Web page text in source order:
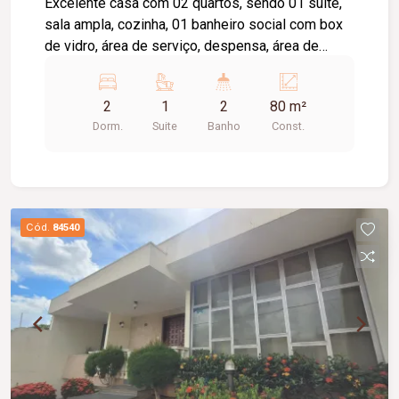
Excelente casa com 02 quartos, sendo 01 suíte,
sala ampla, cozinha, 01 banheiro social com box
de vidro, área de serviço, despensa, área de
carros. Imóvel ideal para quem busca conforto,
espaço e lazer. Entre em contato para mais
informações e agende uma visita.
2
Dorm.
1
Suite
2
Banho
80 m²
Const.
Cód. 84540